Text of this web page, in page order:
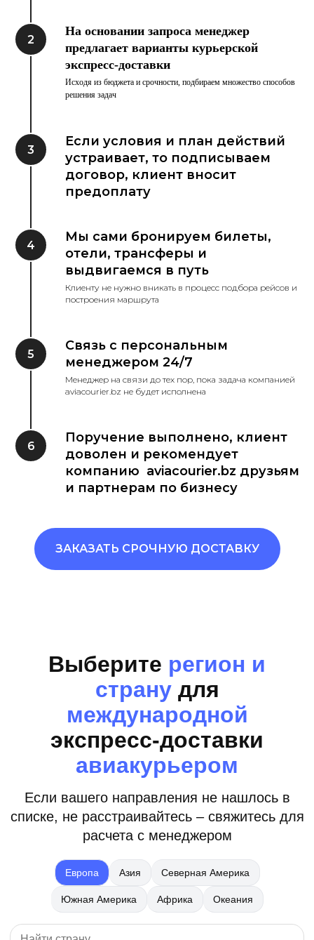
На основании запроса менеджер
предлагает варианты курьерской
экспресс-доставки
Исходя из бюджета и срочности, подбираем множество способов
решения задач
Если условия и план действий
устраивает, то подписываем
договор, клиент вносит
предоплату
Мы сами бронируем билеты,
отели, трансферы и
выдвигаемся в путь
Клиенту не нужно вникать в процесс подбора рейсов и
построения маршрута
Связь с персональным
менеджером 24/7
Менеджер на связи до тех пор, пока задача компанией
aviacourier.bz не будет исполнена
Поручение выполнено, клиент
доволен и рекомендует
компанию aviacourier.bz друзьям
и партнерам по бизнесу
ЗАКАЗАТЬ СРОЧНУЮ ДОСТАВКУ
Выберите регион и
странудля
международной
экспресс-доставки
авиакурьером
Если вашего направления не нашлось в
списке, не расстраивайтесь – свяжитесь для
расчета с менеджером
Европа Азия Северная Америка
Южная Америка Африка Океания